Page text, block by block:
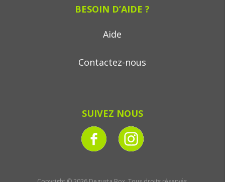
BESOIN D’AIDE ?
Aide
Contactez-nous
SUIVEZ NOUS